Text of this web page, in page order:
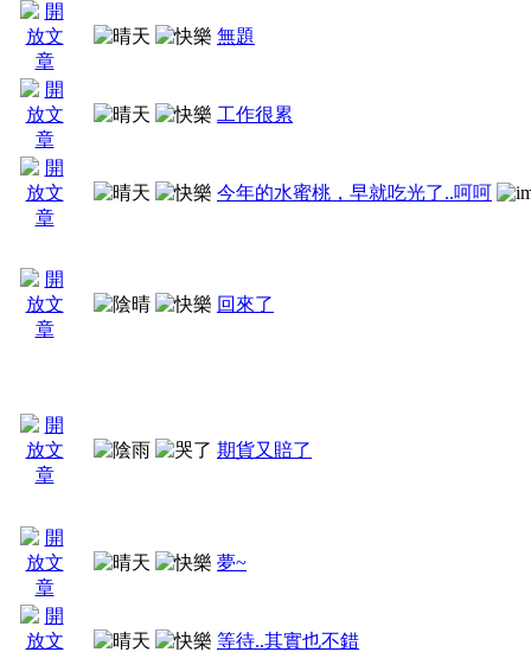
無題
工作很累
今年的水蜜桃，早就吃光了..呵呵
回來了
期貨又賠了
夢~
等待..其實也不錯